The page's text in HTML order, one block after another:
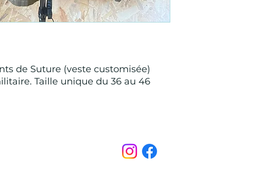
de Suture (veste customisée)
Taille unique du 36 au 46